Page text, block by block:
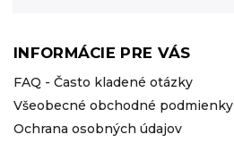
INFORMÁCIE PRE VÁS
FAQ - Často kladené otázky
Všeobecné obchodné podmienky
Ochrana osobných údajov